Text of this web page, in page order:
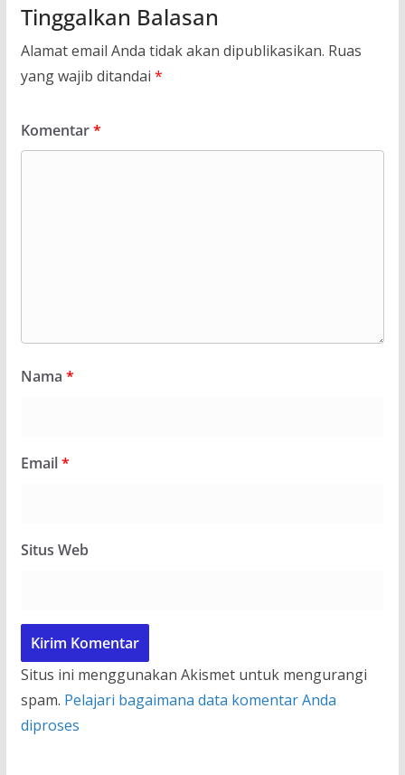
Tinggalkan Balasan
Alamat email Anda tidak akan dipublikasikan. Ruas
yang wajib ditandai *
Komentar*
Nama *
Email*
Situs Web
Situs ini menggunakan Akismet untuk mengurangi
spam. Pelajari bagaimana data komentar Anda
diproses